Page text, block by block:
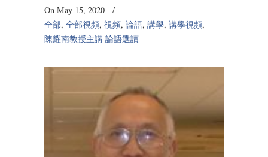
On May 15, 2020
/
全部, 全部視頻, 視頻, 論語, 講學, 講學視頻,
陳耀南教授主講 論語選讀